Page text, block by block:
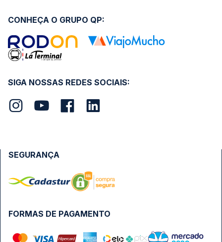
SIGA NOSSAS REDES SOCIAIS:
CONHEÇA O GRUPO QP:
FORMAS DE PAGAMENTO
SEGURANÇA